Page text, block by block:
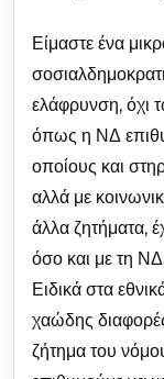
Είμαστε ένα
ελάφρυνση, όχι
όπως η ΝΔ
οποίους και
αλλά με
άλλα ζητήματα,
όσο και με τη ΝΔ.
Ειδικά στα
χαώδης
ζήτημα του